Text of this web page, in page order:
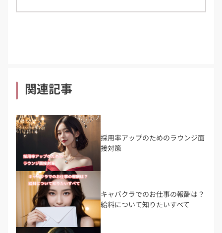
関連記事
採用率アップのためのラウンジ面
接対策
キャバクラでのお仕事の報酬は？
給料について知りたいすべて